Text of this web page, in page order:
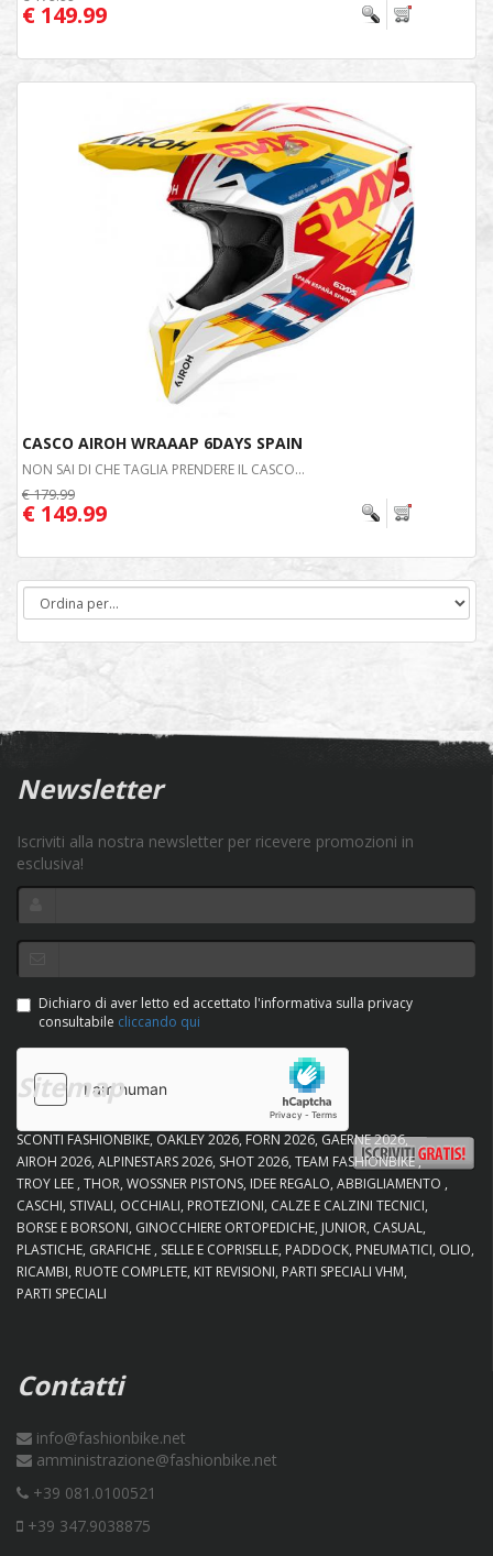
€ 149.99
CASCO AIROH WRAAAP 6DAYS SPAIN
NON SAI DI CHE TAGLIA PRENDERE IL CASCO...
€ 179.99
€ 149.99
Newsletter
Iscriviti alla nostra newsletter per ricevere promozioni in
esclusiva!
Dichiaro di aver letto ed accettato l'informativa sulla privacy
consultabile cliccando qui
Sitemap
SCONTI FASHIONBIKE OAKLEY 2026 FORN 2026 GAERNE 2026
AIROH 2026 ALPINESTARS 2026 SHOT 2026 TEAM FASHIONBIKE
TROY LEE THOR WOSSNER PISTONS IDEE REGALO ABBIGLIAMENTO
CASCHI STIVALI OCCHIALI PROTEZIONI CALZE E CALZINI TECNICI
BORSE E BORSONI GINOCCHIERE ORTOPEDICHE JUNIOR CASUAL
PLASTICHE GRAFICHE SELLE E COPRISELLE PADDOCK PNEUMATICI OLIO
RICAMBI RUOTE COMPLETE KIT REVISIONI PARTI SPECIALI VHM
PARTI SPECIALI
Contatti
info@fashionbike.net
amministrazione@fashionbike.net
+39 081.0100521
+39 347.9038875